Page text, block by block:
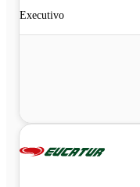
Executivo